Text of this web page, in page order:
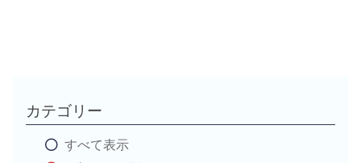
カテゴリー
すべて表示